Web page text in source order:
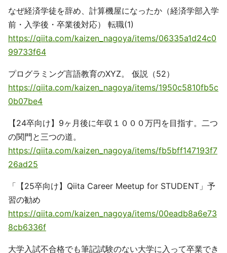
なぜ経済学徒を辞め、計算機屋になったか（経済学部入学
前・入学後・卒業後対応） 転職(1)
https://qiita.com/kaizen_nagoya/items/06335a1d24c0
99733f64
プログラミング言語教育のXYZ。 仮説（52）
https://qiita.com/kaizen_nagoya/items/1950c5810fb5c
0b07be4
【24卒向け】9ヶ月後に年収１０００万円を目指す。二つ
の関門と三つの道。
https://qiita.com/kaizen_nagoya/items/fb5bff147193f7
26ad25
「【25卒向け】Qiita Career Meetup for STUDENT」予
習の勧め
https://qiita.com/kaizen_nagoya/items/00eadb8a6e73
8cb6336f
大学入試不合格でも筆記試験のない大学に入って卒業でき